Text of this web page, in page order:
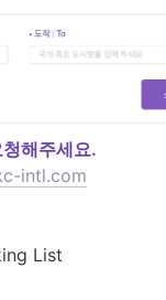
해주세요.
intl.com
List